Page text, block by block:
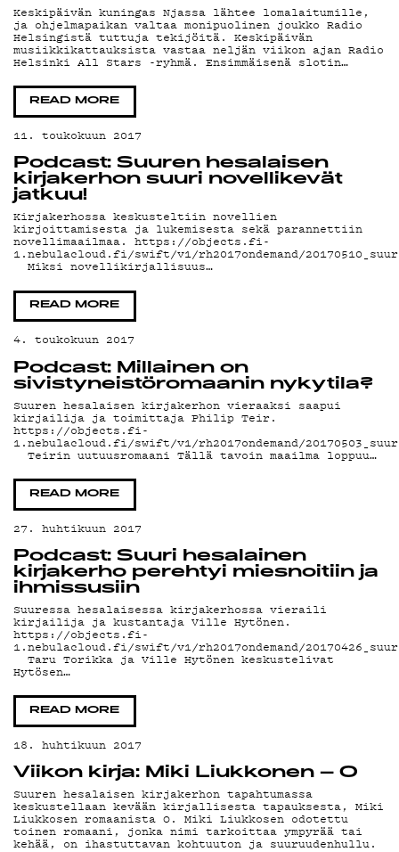
Keskipäivän kuningas Njassa lähtee lomalaitumille,
ja ohjelmapaikan valtaa monipuolinen joukko Radio
Helsingistä tuttuja tekijöitä. Keskipäivän
musiikkikattauksista vastaa neljän viikon ajan Radio
Helsinki All Stars -ryhmä. Ensimmäisenä slotin…
READ MORE
11. toukokuun 2017
Podcast: Suuren hesalaisen
kirjakerhon suuri novellikevät
jatkuu!
Kirjakerhossa keskusteltiin novellien
kirjoittamisesta ja lukemisesta sekä parannettiin
novellimaailmaa. https://objects.fi-
1.nebulacloud.fi/swift/v1/rh2017ondemand/
Miksi novellikirjallisuus…
READ MORE
4. toukokuun 2017
Podcast: Millainen on
sivistyneistöromaanin nykytila?
Suuren hesalaisen kirjakerhon vieraaksi saapui
kirjailija ja toimittaja Philip Teir.
https://objects.fi-
1.nebulacloud.fi/swift/v1/rh2017ondemand/
Teirin uutuusromaani Tällä tavoin maailma loppuu…
READ MORE
27. huhtikuun 2017
Podcast: Suuri hesalainen
kirjakerho perehtyi miesnoitiin ja
ihmissusiin
Suuressa hesalaisessa kirjakerhossa vieraili
kirjailija ja kustantaja Ville Hytönen.
https://objects.fi-
1.nebulacloud.fi/swift/v1/rh2017ondemand/
Taru Torikka ja Ville Hytönen keskustelivat
Hytösen…
READ MORE
18. huhtikuun 2017
Viikon kirja: Miki Liukkonen – O
Suuren hesalaisen kirjakerhon tapahtumassa
keskustellaan kevään kirjallisesta tapauksesta, Miki
Liukkosen romaanista O. Miki Liukkosen odotettu
toinen romaani, jonka nimi tarkoittaa ympyrää tai
kehää, on ihastuttavan kohtuuton ja suuruudenhullu.